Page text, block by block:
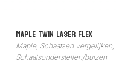
Maple Twin Laser Flex
Maple, Schaatsen vergelijken
Schaatsonderstellen/buizen